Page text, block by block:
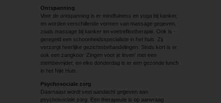
Ontspanning
Voor de ontspanning is er mindfulness en yoga bij kanker,
en worden verschillende vormen van massage gegeven,
zoals massage bij kanker en voetreflextherapie. Ook is ­
geregeld een schoonheidsspecialiste in het huis. Zij
verzorgt heerlijke gezichtsbehandelingen. Sinds kort is er
ook een zangkoor ‘Zingen voor je leven’ met een
stembevrijder, en elke donderdag is er een ­gezonde lunch
in het Nije Huis.
Psychosociale zorg
Daarnaast wordt veel aandacht gegeven aan
psychosociale zorg. Een therapeute is op aanvraag